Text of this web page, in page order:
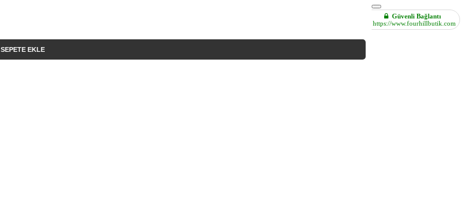
SEPETE EKLE
Güvenli Bağlantı
https://www.fourhillbutik.com